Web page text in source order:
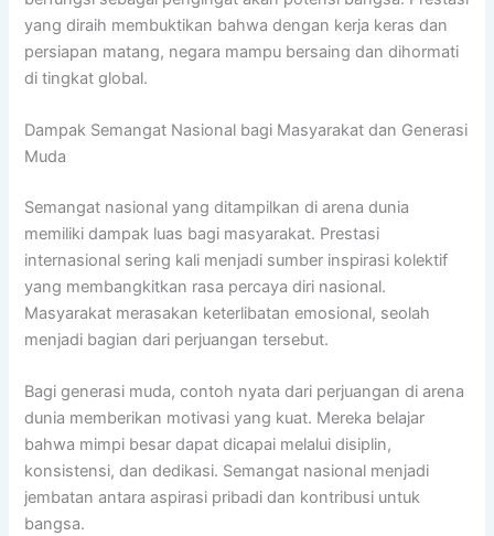
yang diraih membuktikan bahwa dengan kerja keras dan
persiapan matang, negara mampu bersaing dan dihormati
di tingkat global.
Dampak Semangat Nasional bagi Masyarakat dan Generasi
Muda
Semangat nasional yang ditampilkan di arena dunia
memiliki dampak luas bagi masyarakat. Prestasi
internasional sering kali menjadi sumber inspirasi kolektif
yang membangkitkan rasa percaya diri nasional.
Masyarakat merasakan keterlibatan emosional, seolah
menjadi bagian dari perjuangan tersebut.
Bagi generasi muda, contoh nyata dari perjuangan di arena
dunia memberikan motivasi yang kuat. Mereka belajar
bahwa mimpi besar dapat dicapai melalui disiplin,
konsistensi, dan dedikasi. Semangat nasional menjadi
jembatan antara aspirasi pribadi dan kontribusi untuk
bangsa.